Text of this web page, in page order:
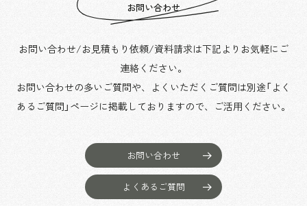
お問い合わせ
お問い合わせ/お見積もり依頼/資料請求は下記よりお気軽にご
連絡ください。
お問い合わせの多いご質問や、よくいただくご質問は別途「よく
あるご質問」ページに掲載しておりますので、
ご活用ください。
お問い合わせ
よくあるご質問